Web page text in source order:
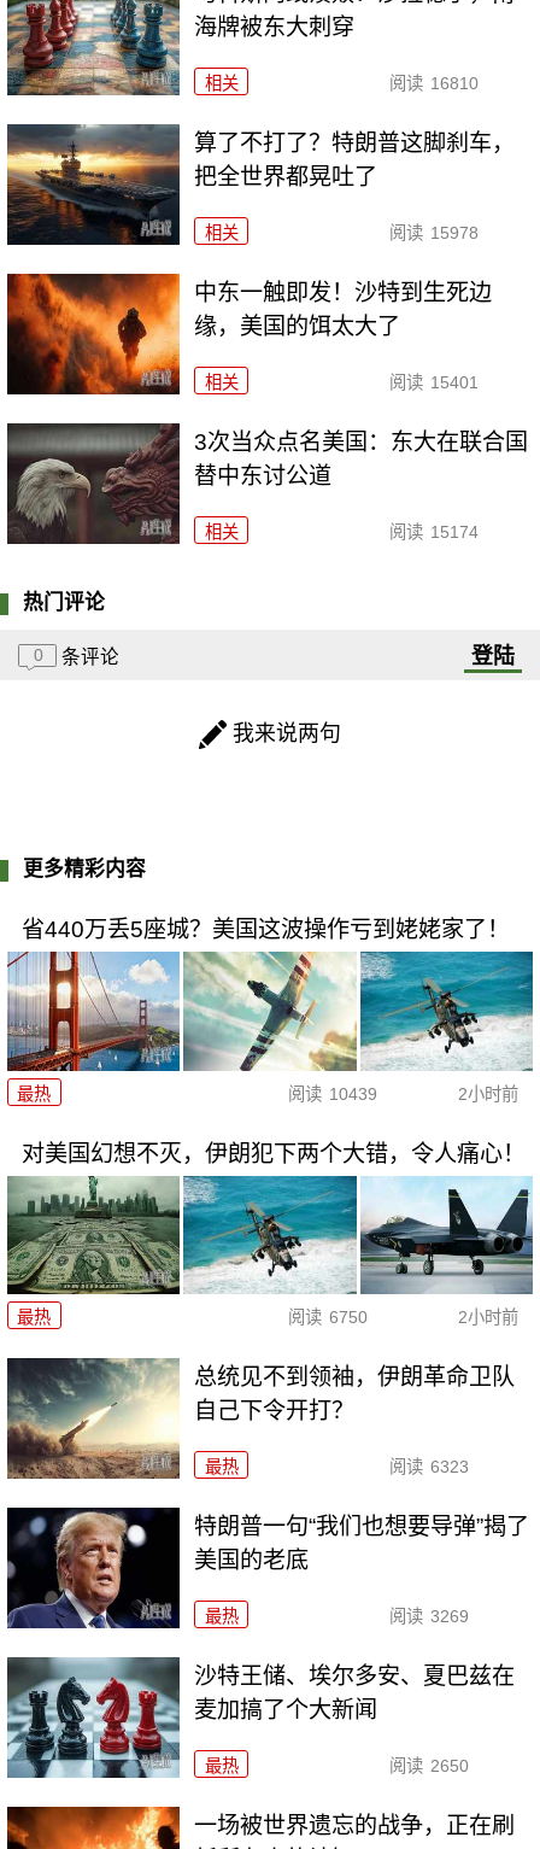
海牌被东大刺穿
相关 阅读 16810
算了不打了？特朗普这脚刹车，
把全世界都晃吐了
相关 阅读 15978
中东一触即发！沙特到生死边
缘，美国的饵太大了
相关 阅读 15401
3次当众点名美国：东大在联合国
替中东讨公道
相关 阅读 15174
热门评论
0 条评论 登陆
我来说两句
更多精彩内容
省440万丢5座城？美国这波操作亏到姥姥家了！
最热 阅读 10439 2小时前
对美国幻想不灭，伊朗犯下两个大错，令人痛心！
最热 阅读 6750 2小时前
总统见不到领袖，伊朗革命卫队
自己下令开打？
最热 阅读 6323
特朗普一句“我们也想要导弹”揭了
美国的老底
最热 阅读 3269
沙特王储、埃尔多安、夏巴兹在
麦加搞了个大新闻
最热 阅读 2650
一场被世界遗忘的战争，正在刷